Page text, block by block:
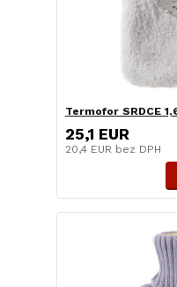
Termofor SRDCE
25,1 EUR
20,4 EUR bez DPH